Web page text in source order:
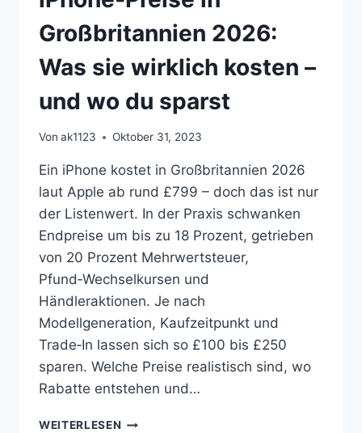
Großbritannien 2026:
Was sie wirklich kosten –
und wo du sparst
Von ak1123 Oktober 31, 2023
Ein iPhone kostet in Großbritannien 2026
laut Apple ab rund £799 – doch das ist nur
der Listenwert. In der Praxis schwanken
Endpreise um bis zu 18 Prozent, getrieben
von 20 Prozent Mehrwertsteuer,
Pfund‑Wechselkursen und
Händleraktionen. Je nach
Modellgeneration, Kaufzeitpunkt und
Trade‑In lassen sich so £100 bis £250
sparen. Welche Preise realistisch sind, wo
Rabatte entstehen und…
WEITERLESEN IPHONE‑PREISE